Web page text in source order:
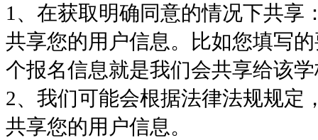
1、在获取明确同意的情况下共享
共享您的用户信息。比如您填写
个报名信息就是我们会共享给该
2、我们可能会根据法律法规规定
共享您的用户信息。